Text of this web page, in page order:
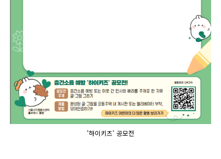
'하이키즈' 공모전